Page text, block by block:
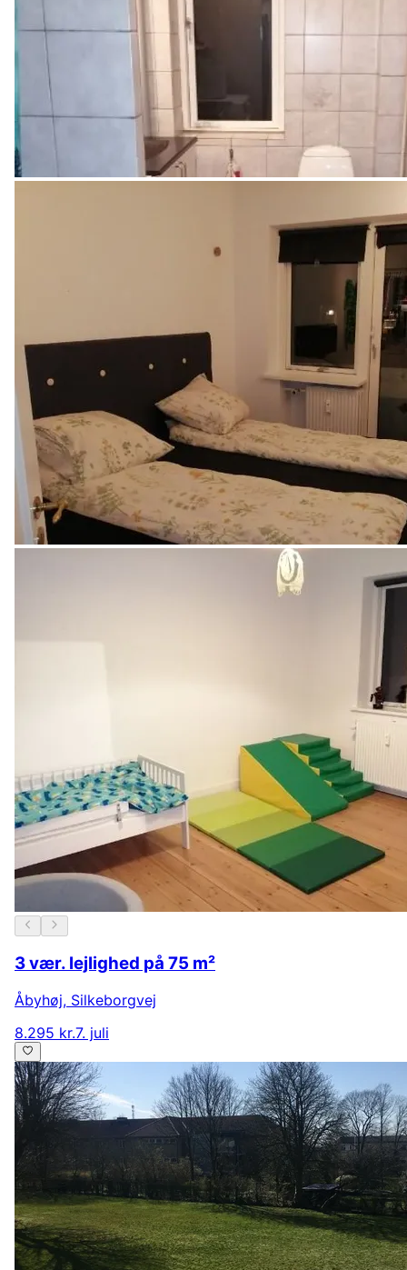
3 vær. lejlighed på 75 m²
Åbyhøj, Silkeborgvej
8.295 kr.7. juli